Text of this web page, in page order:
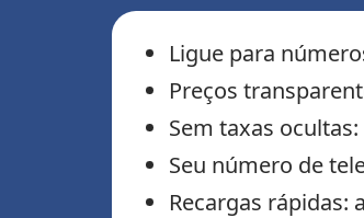
Ligue para
Preços
Sem taxas
Seu número de
Recargas